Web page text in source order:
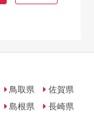
鳥取県
島根県
佐賀県
長崎県